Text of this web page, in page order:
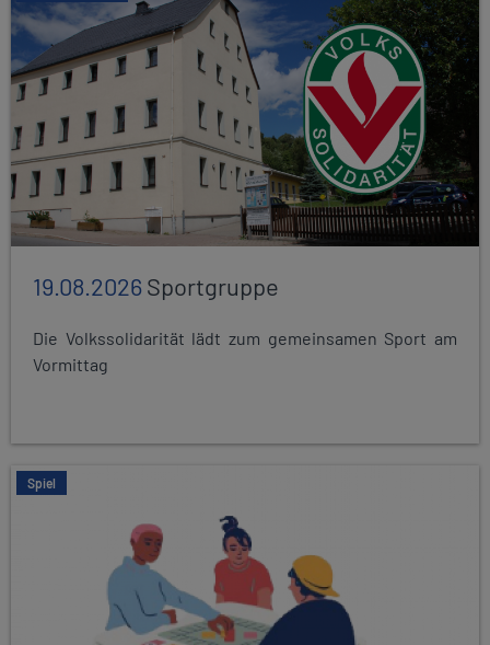
19.08.2026Sportgruppe
Die Volkssolidarität lädt zum gemeinsamen Sport am
Vormittag
Spiel